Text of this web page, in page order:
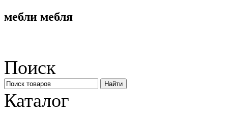
мебли мебля
Поиск
Каталог